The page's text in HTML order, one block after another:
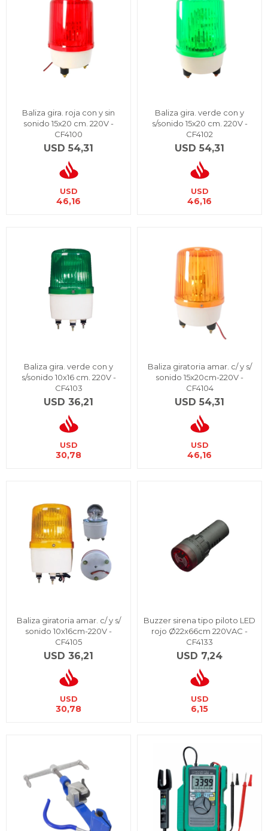
Baliza gira. roja con y sin
sonido 15x20 cm. 220V -
CF4100
USD 54,31
USD
46,16
Baliza gira. verde con y
s/sonido 15x20 cm. 220V -
CF4102
USD 54,31
USD
46,16
Baliza gira. verde con y
s/sonido 10x16 cm. 220V -
CF4103
USD 36,21
USD
30,78
Baliza giratoria amar. c/ y s/
sonido 15x20cm-220V -
CF4104
USD 54,31
USD
46,16
Baliza giratoria amar. c/ y s/
sonido 10x16cm-220V -
CF4105
USD 36,21
USD
30,78
Buzzer sirena tipo piloto LED
rojo Ø22x66cm 220VAC -
CF4133
USD 7,24
USD
6,15